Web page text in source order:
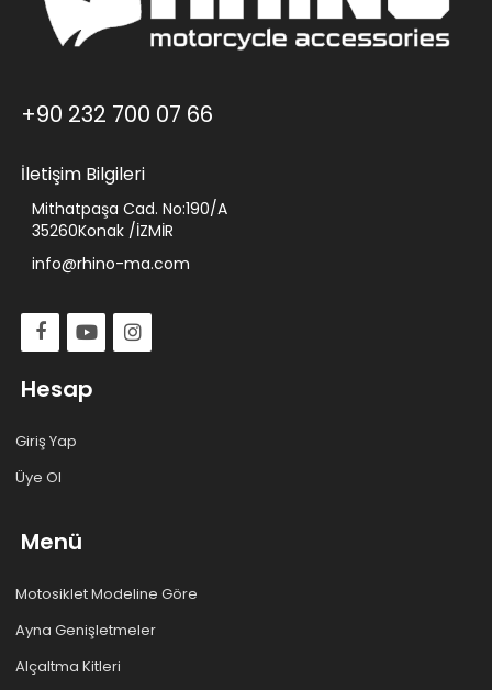
+90 232 700 07 66
İletişim Bilgileri
Mithatpaşa Cad. No:190/A
35260Konak /İZMİR
info@rhino-ma.com
Hesap
Giriş Yap
Üye Ol
Menü
Motosiklet Modeline Göre
Ayna Genişletmeler
Alçaltma Kitleri